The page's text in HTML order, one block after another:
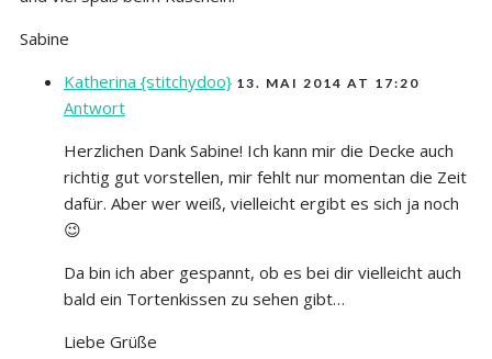
Sabine
Katherina {stitchydoo} 13. MAI 2014 AT 17:20
Antwort
Herzlichen Dank Sabine! Ich kann mir die Decke auch
richtig gut vorstellen, mir fehlt nur momentan die Zeit
dafür. Aber wer weiß, vielleicht ergibt es sich ja noch
😉
Da bin ich aber gespannt, ob es bei dir vielleicht auch
bald ein Tortenkissen zu sehen gibt…
Liebe Grüße